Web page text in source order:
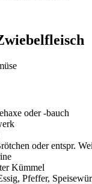
oder -bauch
oder entspr.
Kümmel
Pfeffer,